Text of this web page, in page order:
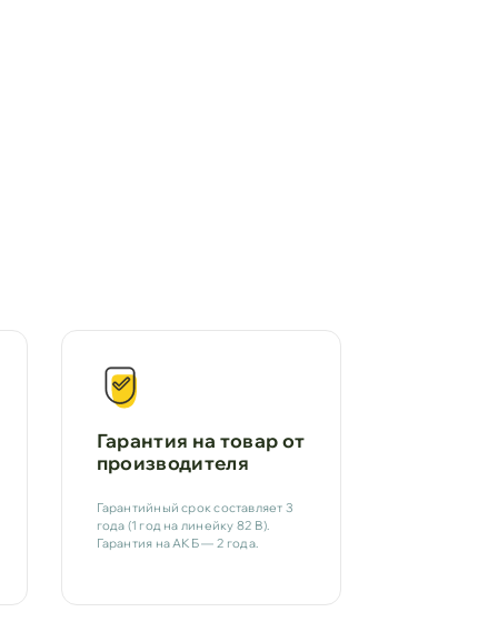
Гарантия на товар от
производителя
Гарантийный срок составляет 3
года (1 год на линейку 82 В).
Гарантия на АКБ — 2 года.